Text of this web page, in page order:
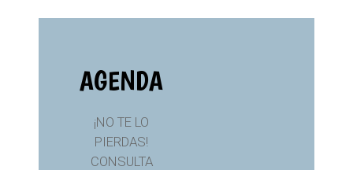
AGENDA
¡NO TE LO
PIERDAS!
CONSULTA